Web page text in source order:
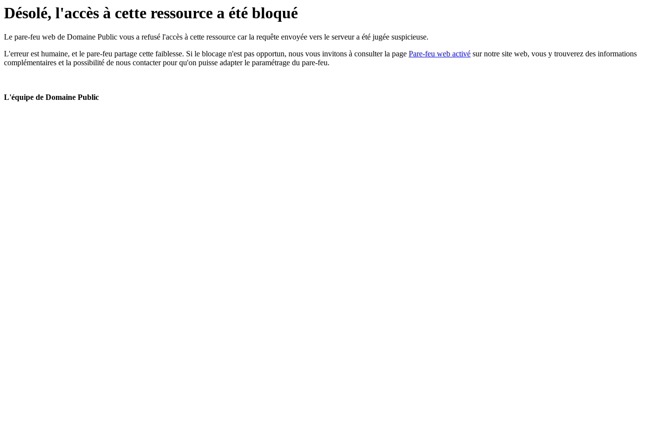
Désolé, l'accès à cette ressource a été bloqué
Le pare-feu web de Domaine Public vous a refusé l'accès à cette ressource car la requête envoyée vers le serveur a été jugée suspicieuse.
L'erreur est humaine, et le pare-feu partage cette faiblesse. Si le blocage n'est pas opportun, nous vous invitons à consulter la page Pare-feu web activé sur notre site web, vous y trouverez des informations
complémentaires et la possibilité de nous contacter pour qu'on puisse adapter le paramétrage du pare-feu.
L'équipe de Domaine Public